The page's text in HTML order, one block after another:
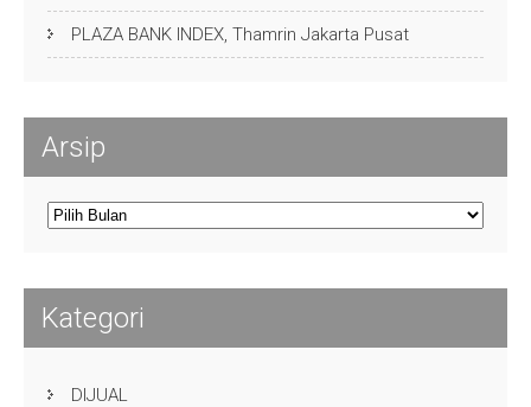
PLAZA BANK INDEX, Thamrin Jakarta Pusat
Arsip
Arsip
Kategori
DIJUAL